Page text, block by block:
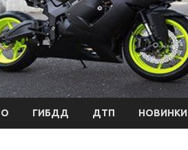
ГИБДД ДТП НОВИНКИ